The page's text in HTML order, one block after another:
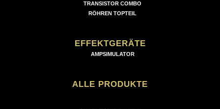
TRANSISTOR COMBO
RÖHREN TOPTEIL
EFFEKTGERÄTE
AMPSIMULATOR
ALLE PRODUKTE